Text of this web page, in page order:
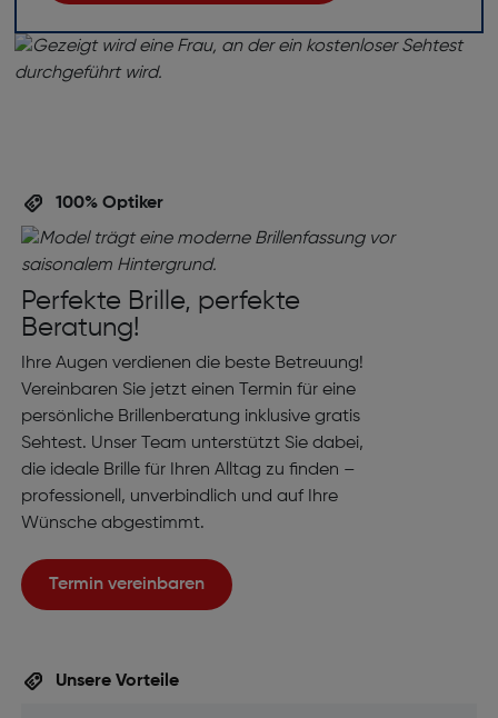
100% Optiker
Perfekte Brille, perfekte
Beratung!
Ihre Augen verdienen die beste Betreuung!
Vereinbaren Sie jetzt einen Termin für eine
persönliche Brillenberatung inklusive gratis
Sehtest. Unser Team unterstützt Sie dabei,
die ideale Brille für Ihren Alltag zu finden –
professionell, unverbindlich und auf Ihre
Wünsche abgestimmt.
Termin vereinbaren
Unsere Vorteile